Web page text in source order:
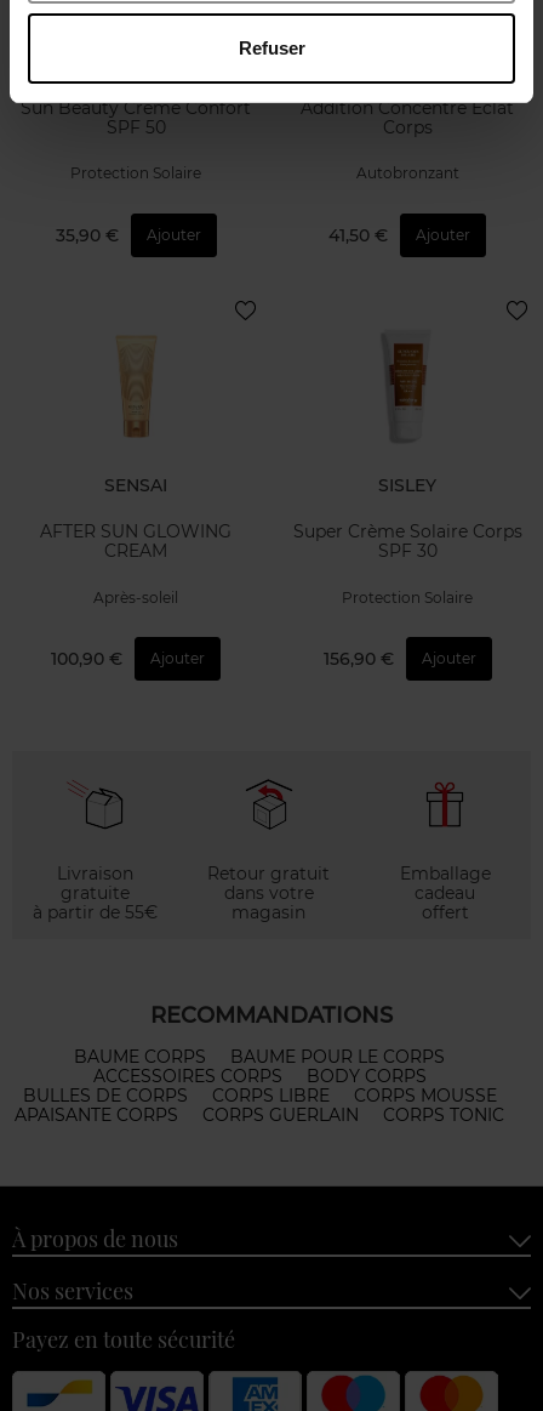
Refuser
Sun Beauty Crème Confort
SPF 50
Protection Solaire
35,90 € Ajouter
Addition Concentré Eclat
Corps
Autobronzant
41,50 € Ajouter
SENSAI
AFTER SUN GLOWING
CREAM
Après-soleil
100,90 € Ajouter
SISLEY
Super Crème Solaire Corps
SPF 30
Protection Solaire
156,90 € Ajouter
Livraison
gratuite
à partir de 55€
Retour gratuit
dans votre
magasin
Emballage
cadeau
offert
RECOMMANDATIONS
BAUME CORPS
BAUME POUR LE CORPS
ACCESSOIRES CORPS
BODY CORPS
BULLES DE CORPS
CORPS LIBRE
CORPS MOUSSE
APAISANTE CORPS
CORPS GUERLAIN CORPS TONIC
À propos de nous
Nos services
Payez en toute sécurité